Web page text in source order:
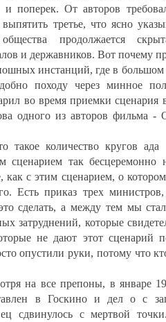
и поперек. От авторов
третье, что ясно
продолжается
и державников. Вот почему
инстанций, где в большом
походу через минное
во время приемки сценария
одного из авторов фильма -
такое количество кругов
так бесцеремонно
как с этим сценарием, о
Есть приказ трех
сделать, а между тем мы
затруднений, которые
не дают этот сценарий
опустили руки, потому что
на все препоны, в январе
в Госкино и дел о с
сдвинулось с мертвой